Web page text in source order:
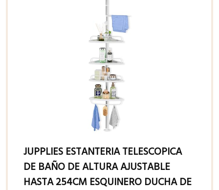
JUPPLIES ESTANTERIA TELESCOPICA
DE BAÑO DE ALTURA AJUSTABLE
HASTA 254CM ESQUINERO DUCHA DE